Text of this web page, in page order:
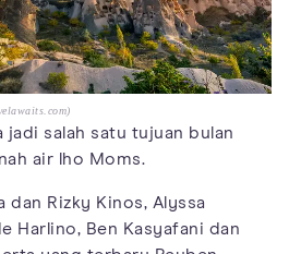
jadi salah satu tujuan bulan
air lho Moms.
dan Rizky Kinos, Alyssa
Harlino, Ben Kasyafani dan